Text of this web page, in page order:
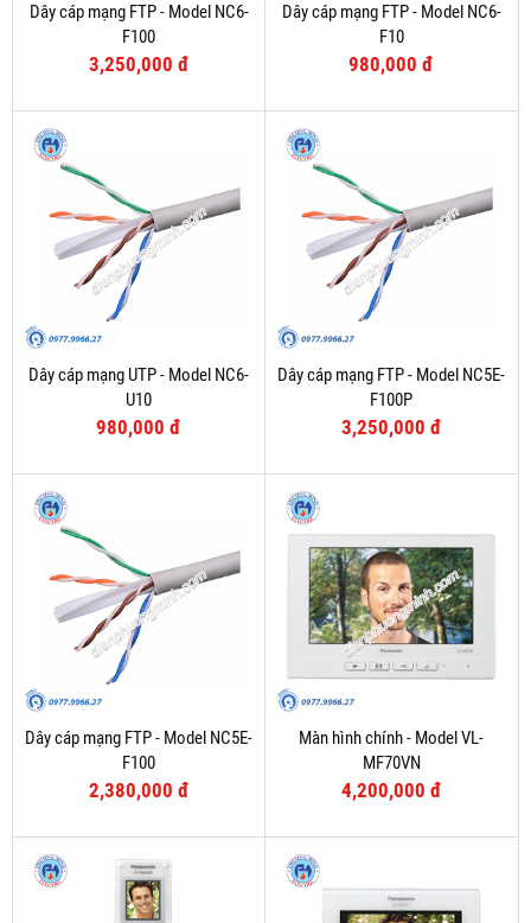
Dây cáp mạng FTP - Model NC6-
F100
3,250,000 đ
Dây cáp mạng FTP - Model NC6-
F10
980,000 đ
Dây cáp mạng UTP - Model NC6-
U10
980,000 đ
Dây cáp mạng FTP - Model NC5E-
F100P
3,250,000 đ
Dây cáp mạng FTP - Model NC5E-
F100
2,380,000 đ
Màn hình chính - Model VL-
MF70VN
4,200,000 đ